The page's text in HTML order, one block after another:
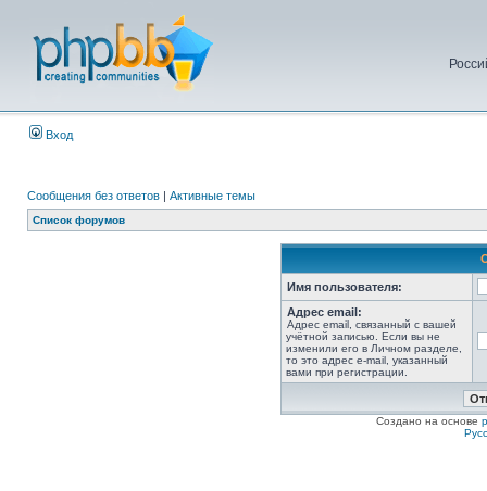
Вход
Сообщения без ответов | Активные темы
Список форумов
Имя пользователя:
Адрес email:
Адрес email, связанный с вашей
учётной записью. Если вы не
изменили его в Личном разделе,
то это адрес e-mail, указанный
вами при регистрации.
Создано на основе